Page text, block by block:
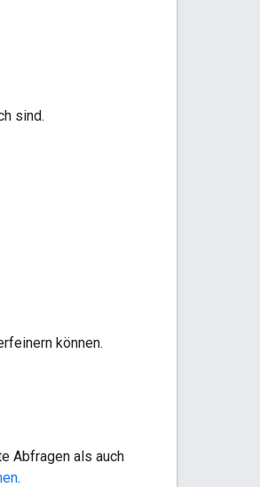
sind.
können.
Abfragen als auch
.